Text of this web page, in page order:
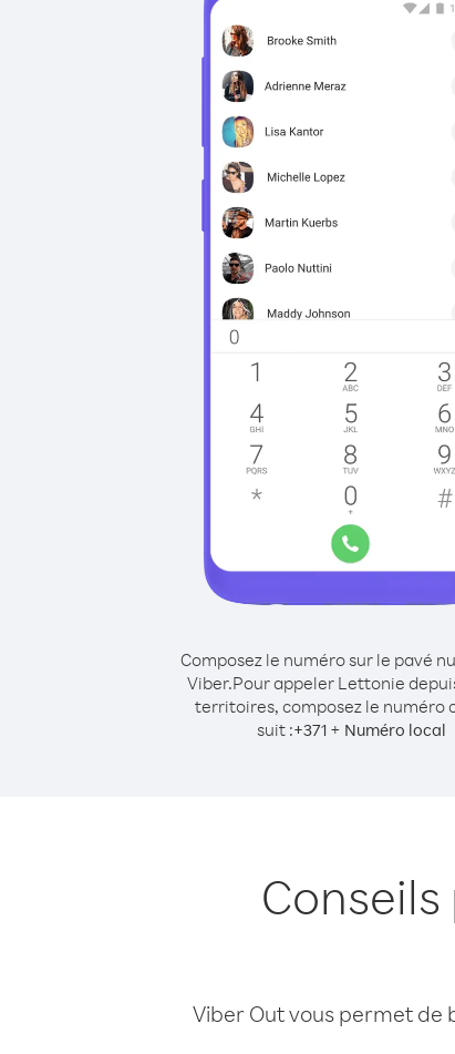
Composez le numéro sur le pavé
Viber.Pour appeler Lettonie
territoires, composez le numéro
suit :+371+ Numéro local
Viber Out vous permet de